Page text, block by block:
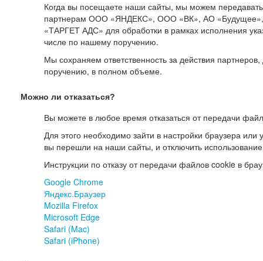
Когда вы посещаете наши сайты, мы можем
партнерам ООО «ЯНДЕКС», ООО «ВК», АО
«ТАРГЕТ АДС» для обработки в рамках исполнения
числе по нашему поручению.
Мы сохраняем ответственность за действия
поручению, в полном объеме.
Можно ли отказаться?
Вы можете в любое время отказаться от передачи
Для этого необходимо зайти в настройки браузера или
вы перешли на наши сайты, и отключить
Инструкции по отказу от передачи файлов cookie в
Google Chrome
Яндекс.Браузер
Mozilla Firefox
Microsoft Edge
Safari (Mac)
Safari (iPhone)